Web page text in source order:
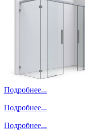
Подробнее...
Подробнее...
Подробнее...